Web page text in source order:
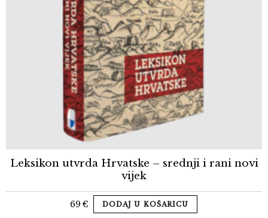
Leksikon utvrda Hrvatske – srednji i rani novi
vijek
69 € DODAJ U KOŠARICU